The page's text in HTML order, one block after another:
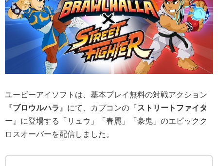
ユービーアイソフトは、基本プレイ無料の対戦アクション
『ブロウルハラ』にて、カプコンの『ストリートファイタ
ー』に登場する「リュウ」「春麗」「豪鬼」のエピックク
ロスオーバーを配信しました。